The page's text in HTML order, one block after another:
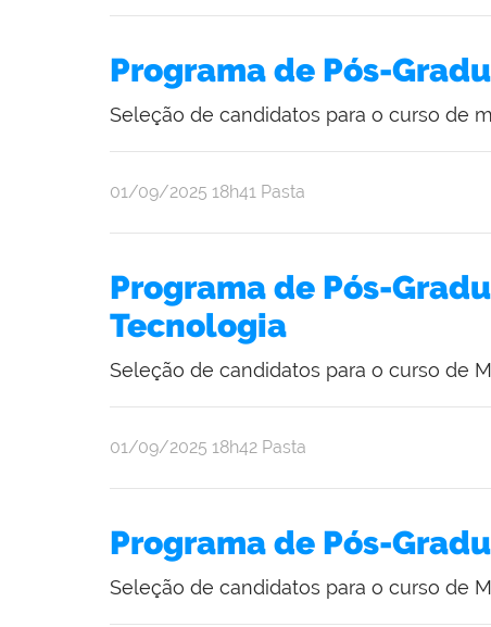
Programa de Pós-
Seleção de candidatos para o curso de
publicado
01/09/2025 18h41 Pasta
Programa de Pós-
Tecnologia
Seleção de candidatos para o curso de
publicado
01/09/2025 18h42 Pasta
Programa de Pós-
Seleção de candidatos para o curso de